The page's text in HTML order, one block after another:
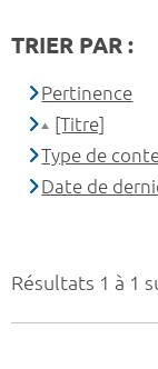
Résultats 1 à 1
TRIER PAR :
Pertinence
[Titre]
Type de
Date de